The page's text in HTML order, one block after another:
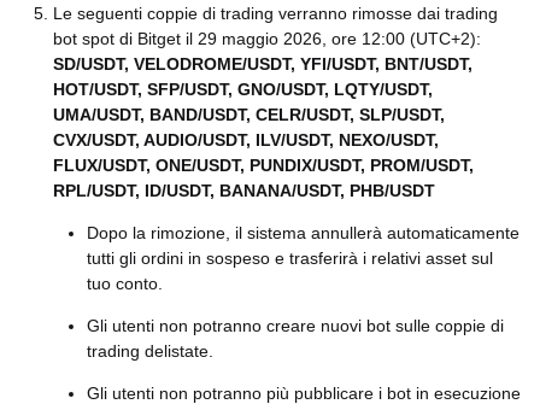
Le seguenti coppie di trading verranno rimosse dai trading
bot spot di Bitget il 29 maggio 2026, ore 12:00 (UTC+2):
SD/USDT, VELODROME/USDT, YFI/USDT, BNT/USDT,
HOT/USDT, SFP/USDT, GNO/USDT, LQTY/USDT,
UMA/USDT, BAND/USDT, CELR/USDT, SLP/USDT,
CVX/USDT, AUDIO/USDT, ILV/USDT, NEXO/USDT,
FLUX/USDT, ONE/USDT, PUNDIX/USDT, PROM/USDT,
RPL/USDT, ID/USDT, BANANA/USDT, PHB/USDT
Dopo la rimozione, il sistema annullerà automaticamente
tutti gli ordini in sospeso e trasferirà i relativi asset sul
tuo conto.
Gli utenti non potranno creare nuovi bot sulle coppie di
trading delistate.
Gli utenti non potranno più pubblicare i bot in esecuzione